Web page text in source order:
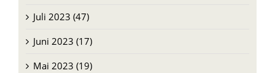
Juli 2023 (47)
Juni 2023 (17)
Mai 2023 (19)